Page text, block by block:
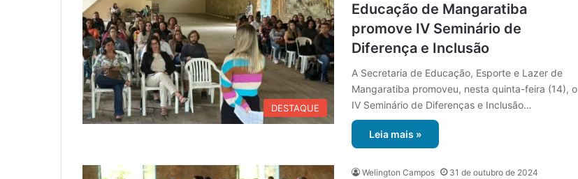
DESTAQUE
Educação de Mangaratiba
promove IV Seminário de
Diferença e Inclusão
A Secretaria de Educação, Esporte e Lazer de
Mangaratiba promoveu, nesta quinta-feira (14), o
IV Seminário de Diferenças e Inclusão…
Leia mais »
Welington Campos 31 de outubro de 2024